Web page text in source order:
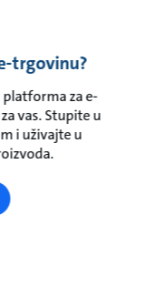
trgovinu?
za e-
vas. Stupite u
i uživajte u